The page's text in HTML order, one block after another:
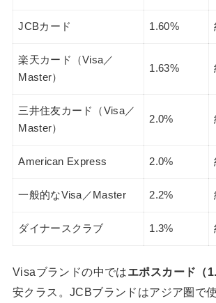
JCBカード 1.60%
楽天カード（Visa／
Master）
1.63%
三井住友カード（Visa／
Master）
2.0%
American Express 2.0%
一般的なVisa／Master 2.2%
ダイナースクラブ 1.3%
Visaブランドの中では エポスカード（
安クラス。JCBブランドはアジア圏で